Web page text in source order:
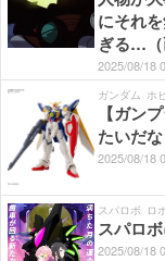
にそれ
ぎる…（
2025/08/18
ガンダム ホ
【ガン
たいだな
2025/08/18
スパロボ ロ
スパロ
2025/08/18